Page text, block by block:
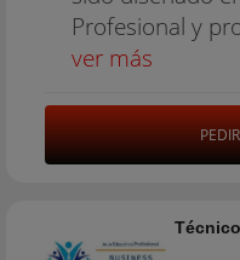
Profesional y
ver más